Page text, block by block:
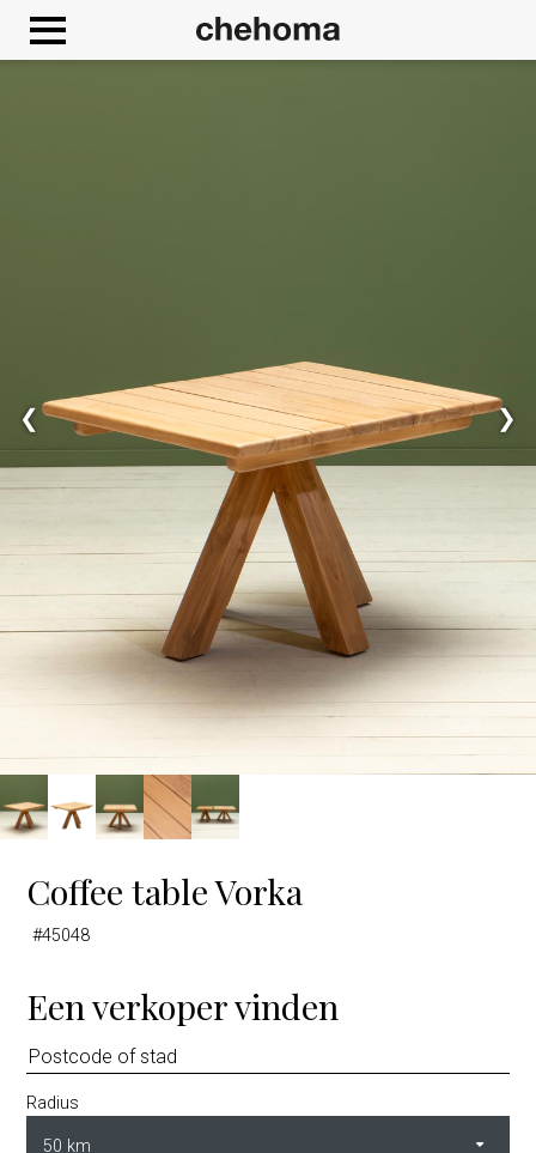
❮ ❯
Coffee table Vorka
#45048
Een verkoper vinden
Radius
Google Maps is uitgeschakeld. Toestaan
Cookies beheer paneel